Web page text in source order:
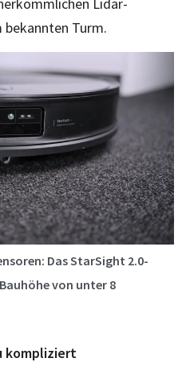
Lidar-
Turm.
Das StarSight 2.0-
von unter 8
kompliziert